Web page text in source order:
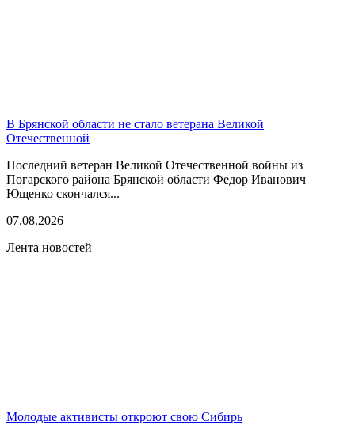
В Брянской области не стало ветерана Великой
Отечественной
Последний ветеран Великой Отечественной войны из
Погарского района Брянской области Федор Иванович
Ющенко скончался...
07.08.2026
Лента новостей
Молодые активисты откроют свою Сибирь